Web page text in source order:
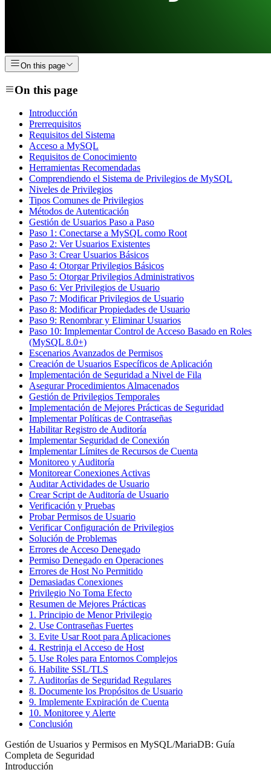
On this page
On this page
Introducción
Prerrequisitos
Requisitos del Sistema
Acceso a MySQL
Requisitos de Conocimiento
Herramientas Recomendadas
Comprendiendo el Sistema de Privilegios de MySQL
Niveles de Privilegios
Tipos Comunes de Privilegios
Métodos de Autenticación
Gestión de Usuarios Paso a Paso
Paso 1: Conectarse a MySQL como Root
Paso 2: Ver Usuarios Existentes
Paso 3: Crear Usuarios Básicos
Paso 4: Otorgar Privilegios Básicos
Paso 5: Otorgar Privilegios Administrativos
Paso 6: Ver Privilegios de Usuario
Paso 7: Modificar Privilegios de Usuario
Paso 8: Modificar Propiedades de Usuario
Paso 9: Renombrar y Eliminar Usuarios
Paso 10: Implementar Control de Acceso Basado en Roles
(MySQL 8.0+)
Escenarios Avanzados de Permisos
Creación de Usuarios Específicos de Aplicación
Implementación de Seguridad a Nivel de Fila
Asegurar Procedimientos Almacenados
Gestión de Privilegios Temporales
Implementación de Mejores Prácticas de Seguridad
Implementar Políticas de Contraseñas
Habilitar Registro de Auditoría
Implementar Seguridad de Conexión
Implementar Límites de Recursos de Cuenta
Monitoreo y Auditoría
Monitorear Conexiones Activas
Auditar Actividades de Usuario
Crear Script de Auditoría de Usuario
Verificación y Pruebas
Probar Permisos de Usuario
Verificar Configuración de Privilegios
Solución de Problemas
Errores de Acceso Denegado
Permiso Denegado en Operaciones
Errores de Host No Permitido
Demasiadas Conexiones
Privilegio No Toma Efecto
Resumen de Mejores Prácticas
1. Principio de Menor Privilegio
2. Use Contraseñas Fuertes
3. Evite Usar Root para Aplicaciones
4. Restrinja el Acceso de Host
5. Use Roles para Entornos Complejos
6. Habilite SSL/TLS
7. Auditorías de Seguridad Regulares
8. Documente los Propósitos de Usuario
9. Implemente Expiración de Cuenta
10. Monitoree y Alerte
Conclusión
Gestión de Usuarios y Permisos en MySQL/MariaDB: Guía
Completa de Seguridad
Introducción